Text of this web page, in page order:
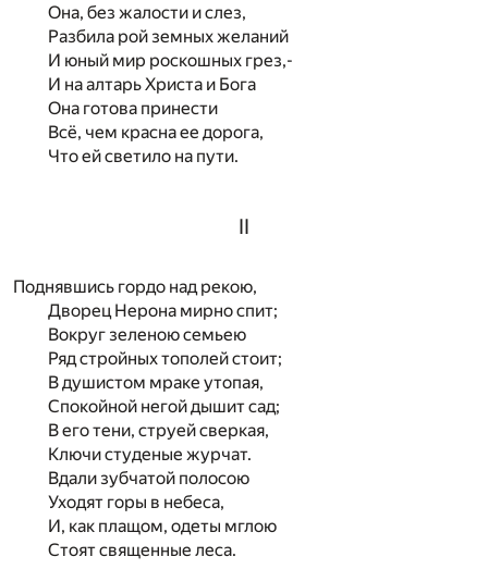
Она, без жалости и слез,
Разбила рой земных желаний
И юный мир роскошных грез,-
И на алтарь Христа и Бога
Она готова принести
Всё, чем красна ее дорога,
Что ей светило на пути.
II
Поднявшись гордо над рекою,
Дворец Нерона мирно спит;
Вокруг зеленою семьею
Ряд стройных тополей стоит;
В душистом мраке утопая,
Спокойной негой дышит сад;
В его тени, струей сверкая,
Ключи студеные журчат.
Вдали зубчатой полосою
Уходят горы в небеса,
И, как плащом, одеты мглою
Стоят священные леса.